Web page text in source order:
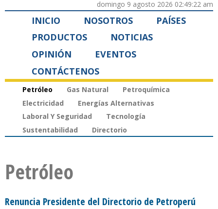
domingo 9 agosto 2026 02:49:22 am
INICIO NOSOTROS
PAÍSES
PRODUCTOS
NOTICIAS
OPINIÓN
EVENTOS
CONTÁCTENOS
Petróleo Gas Natural
Petroquímica
Electricidad
Energías Alternativas
Laboral Y Seguridad
Tecnología
Sustentabilidad
Directorio
Petróleo
Renuncia Presidente del Directorio de Petroperú